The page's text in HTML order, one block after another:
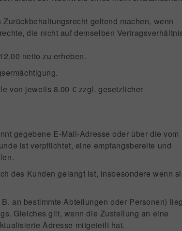
geltend machen, wenn
die nicht auf demselben
netto zu erheben.
von jeweils 8.00 € zzgl. gesetzlicher
gegebene E-Mail-Adresse oder über die vom
ist verpflichtet, eine empfangsbereite und
des Kunden gelangt ist, insbesondere wenn
an bestimmte Abteilungen oder Personen)
Gleiches gilt, wenn die Zustellung an eine
Adresse mitgeteilt hat.